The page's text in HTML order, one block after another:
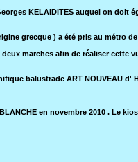
KELAIDITES auquel on doit
grecque ) a été pris au métro
marches afin de réaliser cette
balustrade ART NOUVEAU
en novembre 2010 . Le